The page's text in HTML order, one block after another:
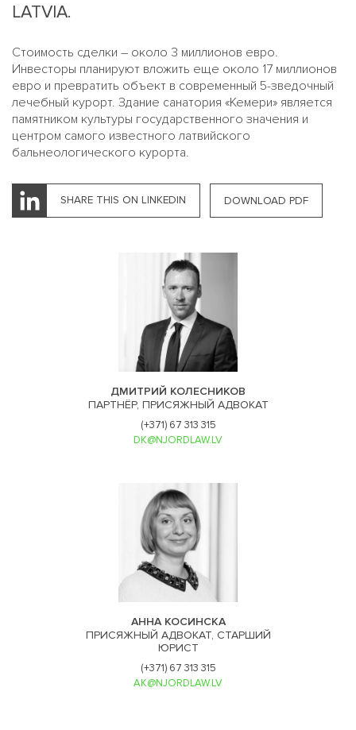
LATVIA.
Стоимость сделки – около 3 миллионов евро.
Инвесторы планируют вложить еще около 17 миллионов
евро и превратить объект в современный 5-зведочный
лечебный курорт. Здание санатория «Кемери» является
памятником культуры государственного значения и
центром самого известного латвийского
бальнеологического курорта.
SHARE THIS ON LINKEDIN DOWNLOAD PDF
ДМИТРИЙ КОЛЕСНИКОВ
ПАРТНЁР, ПРИСЯЖНЫЙ АДВОКАТ
(+371) 67 313 315
DK@NJORDLAW.LV
АННА КОСИНСКА
ПРИСЯЖНЫЙ АДВОКАТ, СТАРШИЙ
ЮРИСТ
(+371) 67 313 315
AK@NJORDLAW.LV